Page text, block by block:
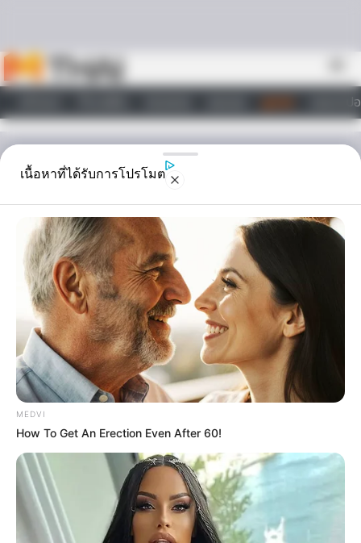
วอลเปเ
ไลฟ์สไตล์
ดูดวง
ราศีใดในช่วงนี้ ความรักสั่น
คลอน! เพราะปัญหา มือที่
สาม
2 ราศีเน้นๆ มาลุ้นกันดีกว่า ว่าราศีตัวเองจะโดนมั้ย ?
Home/ ดูดวง / ราศีใดในช่วงนี้ ความรักสั่นคลอน! เพราะปัญหา มือที่สาม
ดูดวง|
3 พ.ค. 2016
แบ่งปัน
เนื้อหาที่ได้รับการโปรโมต
MEDVI
How To Get An Erection Even After 60!